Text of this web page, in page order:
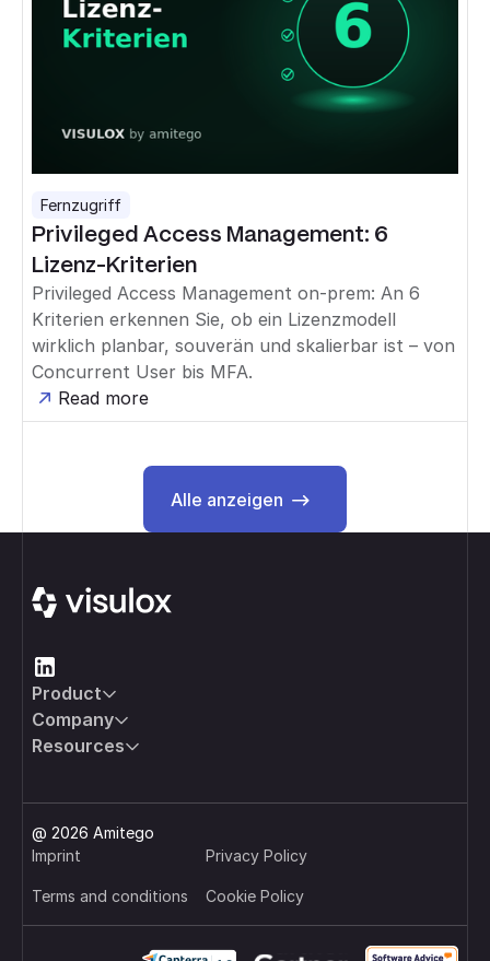
Fernzugriff
Privileged Access Management: 6
Lizenz-Kriterien
Privileged Access Management on-prem: An 6
Kriterien erkennen Sie, ob ein Lizenzmodell
wirklich planbar, souverän und skalierbar ist – von
Concurrent User bis MFA.
Read more
Alle anzeigen
Alle anzeigen
Product
Company
Resources
@ 2026 Amitego
Imprint
Privacy Policy
Terms and conditions Cookie Policy